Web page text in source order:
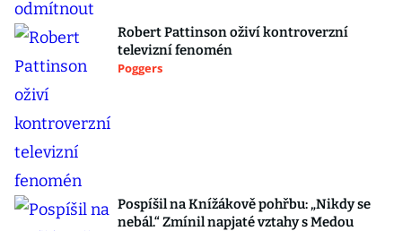
Robert Pattinson oživí kontroverzní
televizní fenomén
Poggers
Pospíšil na Knížákově pohřbu: „Nikdy se
nebál.“ Zmínil napjaté vztahy s Medou